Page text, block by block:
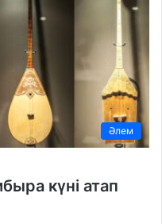
Әлем
күні атап